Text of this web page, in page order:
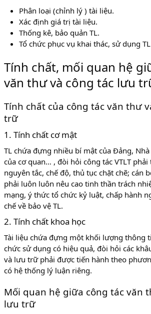
Phân loại (chỉnh lý ) tài liệu.
Xác định giá trị tài liệu.
Thống kê, bảo quản TL.
Tổ chức phục vụ khai thác, sử dụng TL
Tính chất, mối quan hệ
văn thư và công tác lưu
Tính chất của công tác văn thư
trữ
1. Tính chất cơ mật
TL chứa đựng nhiều bí mật của Đảng,
của cơ quan… , đòi hỏi công tác VTLT
nguyên tắc, chế độ, thủ tục chặt chẽ; cán
phải luôn luôn nêu cao tinh thần trách
mạng, ý thức tổ chức kỷ luật, chấp hành
chế về bảo vệ TL.
2. Tính chất khoa học
Tài liệu chứa đựng một khối lượng thông
chức sử dụng có hiệu quả, đòi hỏi các
và lưu trữ phải được tiến hành theo
có hệ thống lý luận riêng.
Mối quan hệ giữa công tác văn
lưu trữ